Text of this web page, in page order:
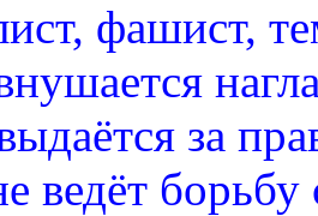
фашист,
за
ведёт